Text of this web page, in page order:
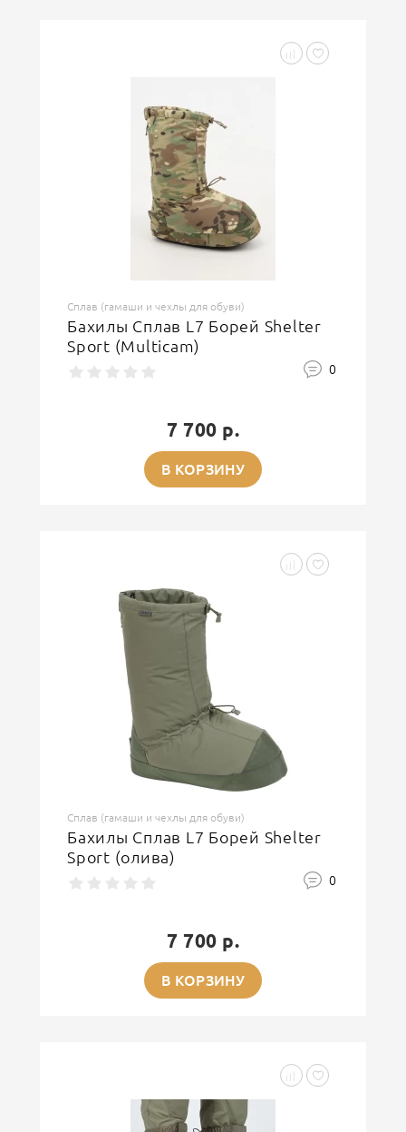
Сплав (гамаши и чехлы для обуви)
Бахилы Сплав L7 Борей Shelter
Sport (Multicam)
0
7 700 р.
В КОРЗИНУ
Сплав (гамаши и чехлы для обуви)
Бахилы Сплав L7 Борей Shelter
Sport (олива)
0
7 700 р.
В КОРЗИНУ